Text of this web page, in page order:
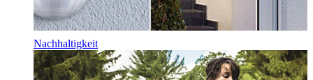
Nachhaltigkeit